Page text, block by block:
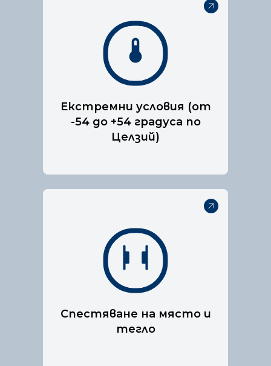
Екстремни условия (от
-54 до +54 градуса по
Целзий)
Нашата технология за
пожарогасене е специално
разработена, за да е
табла.
Спестяване на място и
тегло
Нашата технология за
пожарогасене е специално
разработена, за да е
подходяща за електрически